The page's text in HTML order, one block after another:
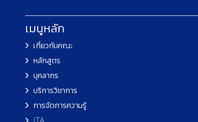
เมนูหลัก
เกี่ยวกับคณะ
หลักสูตร
บุคลากร
บริการวิชาการ
การจัดการความรู้
ITA